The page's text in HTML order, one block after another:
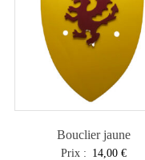
Bouclier jaune
Prix : 14,00 €